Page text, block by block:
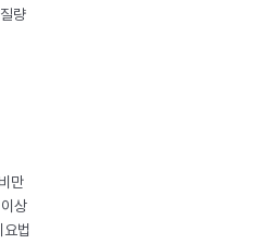
량
만
상
법